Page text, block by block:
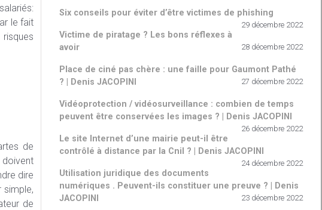
le fait
de
doivent
dire
simple,
de
Six conseils pour éviter d’être victimes de phishing
29 décembre 2022
Victime de piratage ? Les bons réflexes à
avoir
28 décembre 2022
Place de ciné pas chère : une faille pour Gaumont Pathé
? | Denis JACOPINI
27 décembre 2022
Vidéoprotection / vidéosurveillance : combien de temps
peuvent être conservées les images ? | Denis JACOPINI
26 décembre 2022
Le site Internet d’une mairie peut-il être
contrôlé à distance par la Cnil ? | Denis JACOPINI
24 décembre 2022
Utilisation juridique des documents
numériques . Peuvent-ils constituer une preuve ? | Denis
JACOPINI
23 décembre 2022